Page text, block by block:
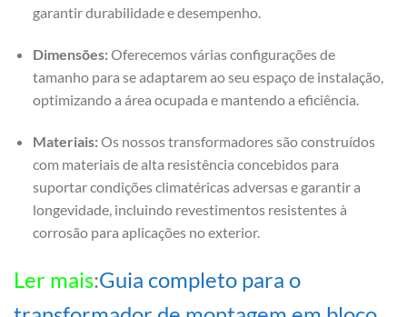
garantir durabilidade e desempenho.
Dimensões:Oferecemos várias configurações de
tamanho para se adaptarem ao seu espaço de instalação,
optimizando a área ocupada e mantendo a eficiência.
Materiais:Os nossos transformadores são construídos
com materiais de alta resistência concebidos para
suportar condições climatéricas adversas e garantir a
longevidade, incluindo revestimentos resistentes à
corrosão para aplicações no exterior.
Ler mais:Guia completo para o